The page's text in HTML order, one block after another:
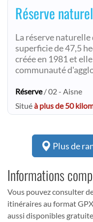
Réserve
La réserve
superficie de 47,5
créée en 1981 et
communauté
Réserve/ 02 - Aisne
Situéà plus de 50
Plus de
Informations
Vous pouvez consulter
itinéraires au format
aussi disponibles